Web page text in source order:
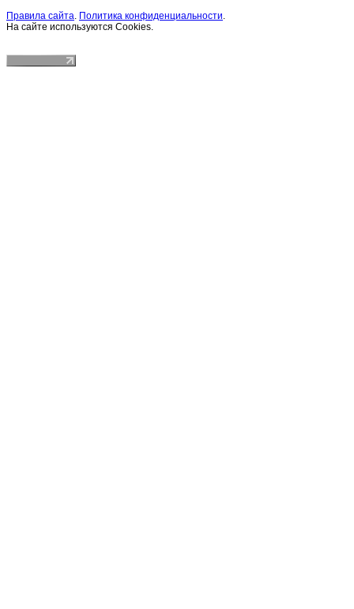
Правила сайта. Политика конфиденциальности.
На сайте используются Cookies.